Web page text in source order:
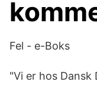
Fel - e-Boks
"Vi er hos